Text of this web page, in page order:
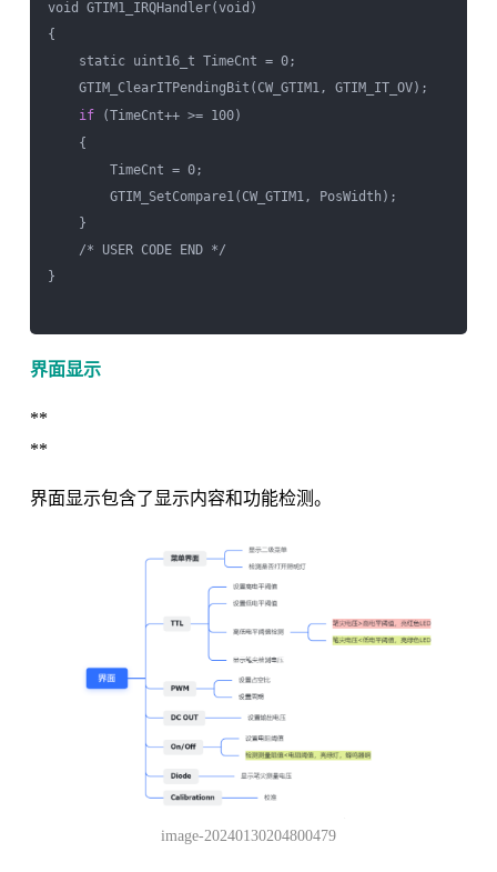
void GTIM1_IRQHandler(void)
{
static uint16_t TimeCnt = 0;
GTIM_ClearITPendingBit(CW_GTIM1, GTIM_IT_OV);
if (TimeCnt++ >= 100)
{
TimeCnt = 0;
GTIM_SetCompare1(CW_GTIM1, PosWidth);
}
/* USER CODE END */
}
界面显示
**
**
界面显示包含了显示内容和功能检测。
image-20240130204800479